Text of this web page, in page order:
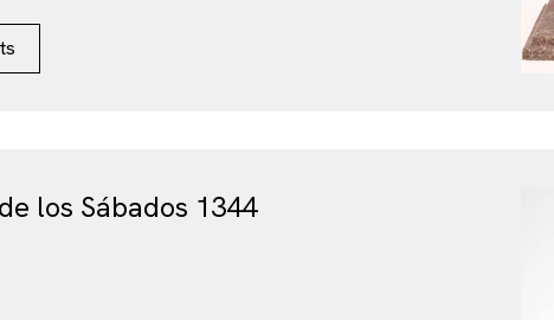
los Sábados 1344